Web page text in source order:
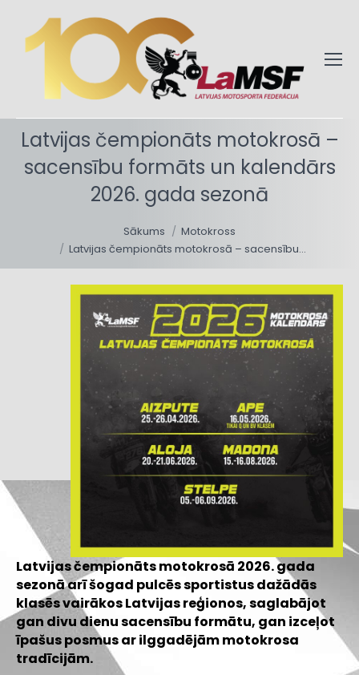
Latvijas čempionāts motokrosā –
sacensību formāts un kalendārs
2026. gada sezonā
Sākums
Motokross
Latvijas čempionāts motokrosā – sacensību…
Latvijas čempionāts motokrosā 2026. gada
sezonā arī šogad pulcēs sportistus dažādās
klasēs vairākos Latvijas reģionos, saglabājot
gan divu dienu sacensību formātu, gan izceļot
īpašus posmus ar ilggadējām motokrosa
tradīcijām.